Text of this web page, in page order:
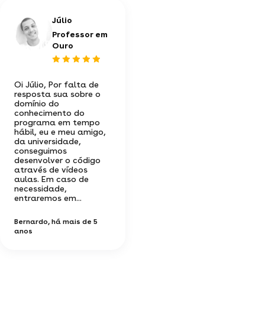
Júlio
Professor em
Ouro
Oi Júlio, Por falta de
resposta sua sobre o
domínio do
conhecimento do
programa em tempo
hábil, eu e meu amigo,
da universidade,
conseguimos
desenvolver o código
através de vídeos
aulas. Em caso de
necessidade,
entraremos em...
Bernardo, há mais de 5
anos